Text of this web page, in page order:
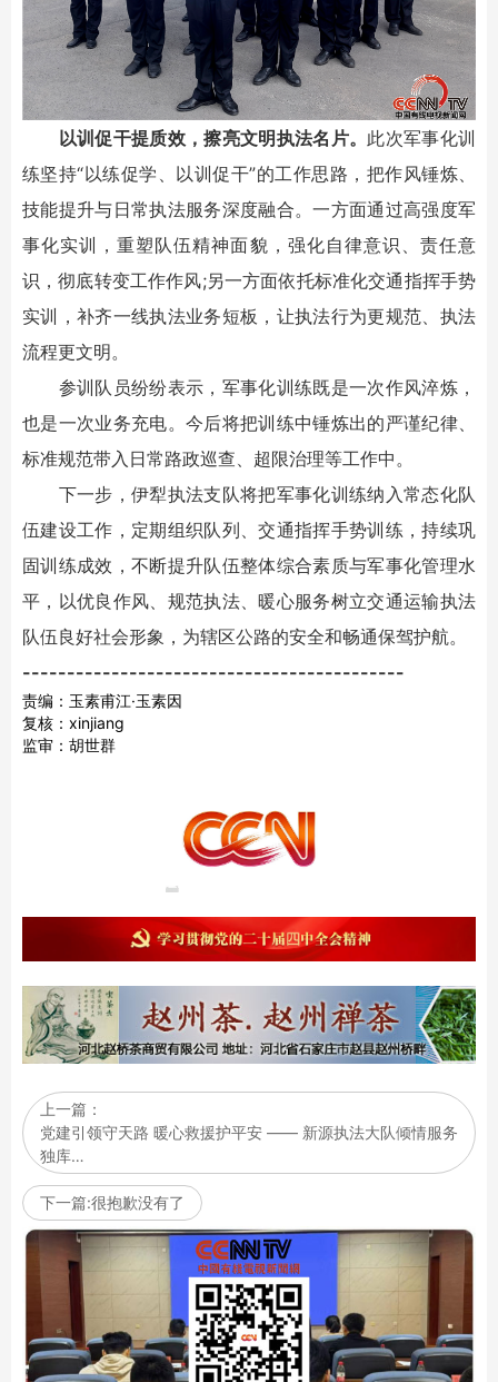
以训促干提质效，擦亮文明执法名片。 此次军事化训
练坚持“以练促学、以训促干”的工作思路，把作风锤炼、
技能提升与日常执法服务深度融合。一方面通过高强度军
事化实训，重塑队伍精神面貌，强化自律意识、责任意
识，彻底转变工作作风;另一方面依托标准化交通指挥手势
实训，补齐一线执法业务短板，让执法行为更规范、执法
流程更文明。
参训队员纷纷表示，军事化训练既是一次作风淬炼，
也是一次业务充电。今后将把训练中锤炼出的严谨纪律、
标准规范带入日常路政巡查、超限治理等工作中。
下一步，伊犁执法支队将把军事化训练纳入常态化队
伍建设工作，定期组织队列、交通指挥手势训练，持续巩
固训练成效，不断提升队伍整体综合素质与军事化管理水
平，以优良作风、规范执法、暖心服务树立交通运输执法
队伍良好社会形象，为辖区公路的安全和畅通保驾护航。
-------------------------------------------
责编：玉素甫江·玉素因
复核：xinjiang
监审：胡世群
上一篇：
党建引领守天路 暖心救援护平安 —— 新源执法大队倾情服务
独库…
下一篇:很抱歉没有了